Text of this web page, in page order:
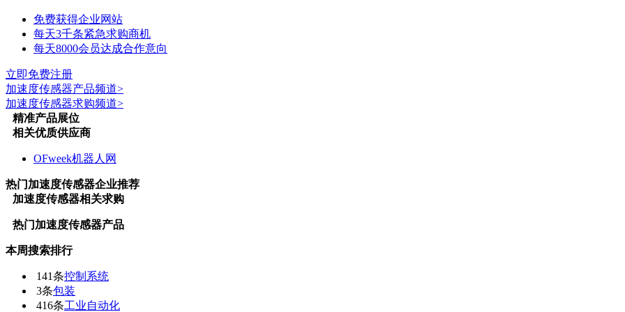
免费获得企业网站
每天3千条紧急求购商机
每天8000会员达成合作意向
立即免费注册
加速度传感器产品频道>
加速度传感器求购频道>
精准产品展位
相关优质供应商
OFweek机器人网
热门 加速度传感器企业推荐
加速度传感器相关求购
热门 加速度传感器产品
本周搜索排行
141条控制系统
3条包装
416条工业自动化